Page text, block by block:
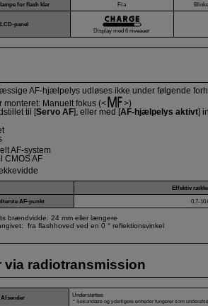
for flash klar
Fra
LCD-panel
Display med 6 niveauer
AF-hjælpelys udløses ikke under følgende
monteret: Manuelt fokus (
)
til [Servo AF], eller med [AF-hjælpelys aktivt]
AF-system
CMOS AF
Effektiv
AF-punkt
0,7-
brændvidde: 24 mm eller længere
fra flashhoved ved en 0 ° reflektionsvinkel
via radiotransmission
Afsender Understøttes
Sekundære og yderligere enheder fungerer som